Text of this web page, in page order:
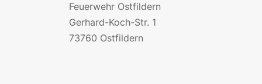
Feuerwehr Ostfildern
Gerhard-Koch-Str. 1
73760 Ostfildern